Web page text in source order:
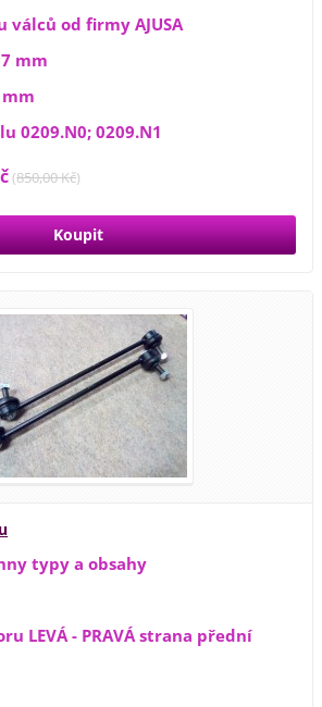
od firmy AJUSA
0209.N0; 0209.N1
(850,00 Kč)
typy a obsahy
LEVÁ - PRAVÁ strana přední